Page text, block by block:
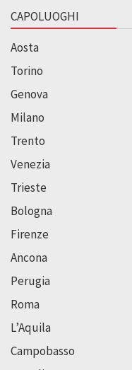
CAPOLUOGHI
Aosta
Torino
Genova
Milano
Trento
Venezia
Trieste
Bologna
Firenze
Ancona
Perugia
Roma
L’Aquila
Campobasso